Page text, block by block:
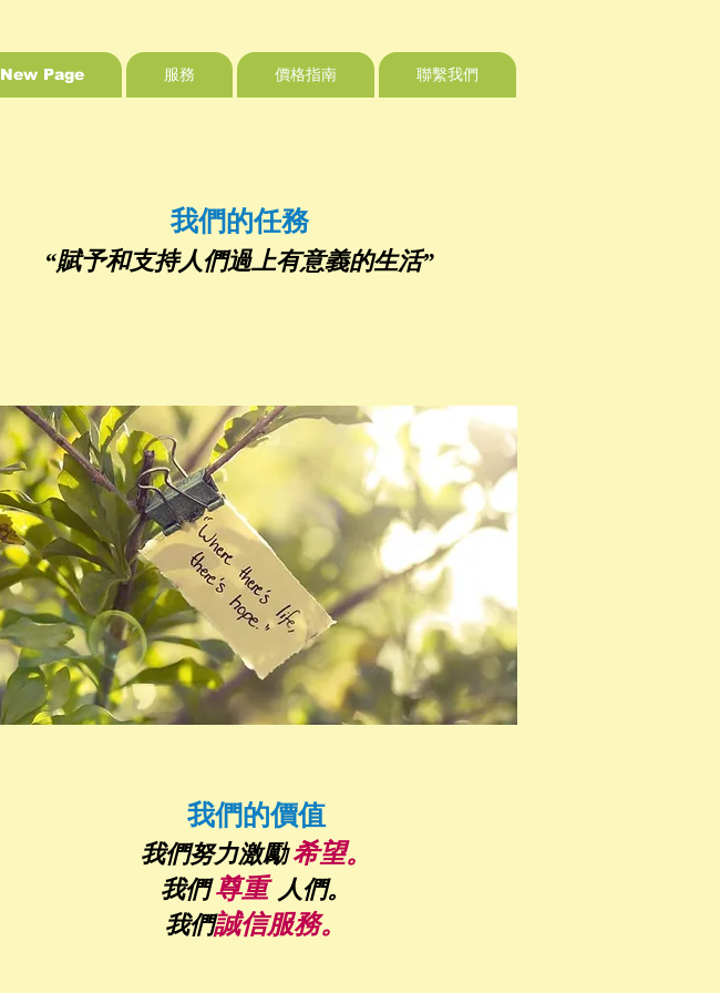
New Page 服務 價格指南 聯繫我們
我們的任務
“賦予和支持人們過上有意義的生活”
我們的價值
我們努力激勵 希望。
我們 尊重 人們。
我們誠信服務。